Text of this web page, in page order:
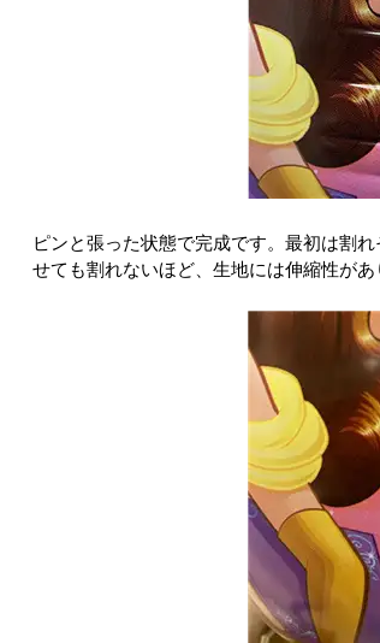
ピンと張った状態で完成です。最初は割
せても割れないほど、生地には伸縮性が